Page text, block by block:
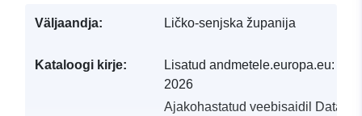
Väljaandja: Ličko-senjska županija
Kataloogi kirje: Lisatud andmetele.europa.eu:
2026
Ajakohastatud veebisaidil